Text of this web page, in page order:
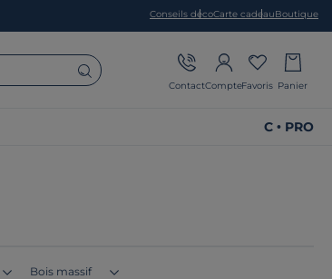
Conseils décoCarte cadeauBoutique
ContactCompteFavoris Panier
C • PRO
Bois massif